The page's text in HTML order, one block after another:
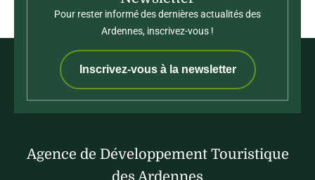
Pour rester informé des dernières actualités des
Ardennes, inscrivez-vous !
Inscrivez-vous à la newsletter
Agence de Développement Touristique